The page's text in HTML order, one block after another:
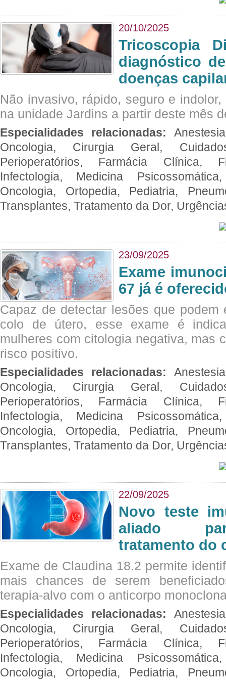
20/10/2025
Tricoscopia
diagnóstico
doenças
Não invasivo, rápido, seguro e
na unidade Jardins a partir deste mês
Especialidades relacionadas:
Oncologia, Cirurgia Geral,
Perioperatórios, Farmácia Clínica,
Infectologia, Medicina
Oncologia, Ortopedia, Pediatria,
Transplantes, Tratamento da Dor,
23/09/2025
Exame
67 já é
Capaz de detectar lesões que
colo de útero, esse exame é
mulheres com citologia negativa, mas
risco positivo.
Especialidades relacionadas:
Oncologia, Cirurgia Geral,
Perioperatórios, Farmácia Clínica,
Infectologia, Medicina
Oncologia, Ortopedia, Pediatria,
Transplantes, Tratamento da Dor,
22/09/2025
Novo teste
aliado
tratamento do
Exame de Claudina 18.2 permite
mais chances de serem
terapia-alvo com o anticorpo
Especialidades relacionadas:
Oncologia, Cirurgia Geral,
Perioperatórios, Farmácia Clínica,
Infectologia, Medicina
Oncologia, Ortopedia, Pediatria,